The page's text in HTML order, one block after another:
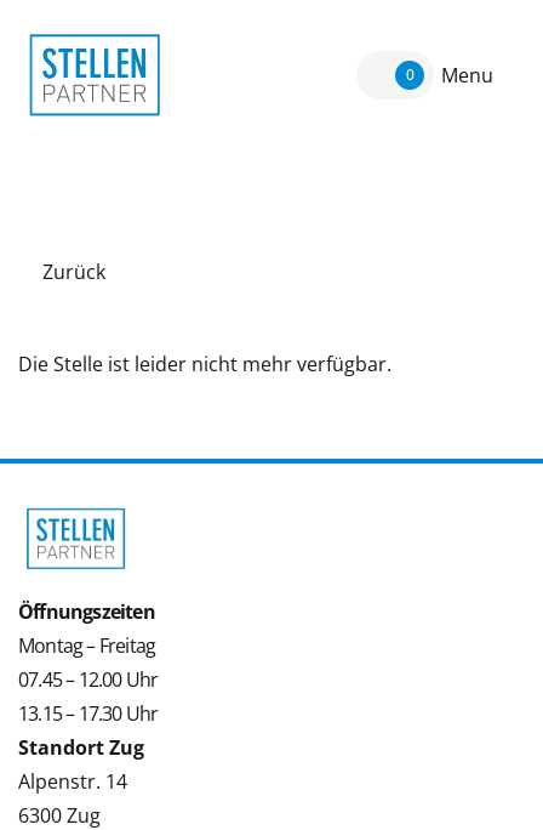
0 Menu
Zurück
Die Stelle ist leider nicht mehr verfügbar.
Öffnungszeiten
Montag – Freitag
07.45 – 12.00 Uhr
13.15 – 17.30 Uhr
Standort Zug
Alpenstr. 14
6300 Zug